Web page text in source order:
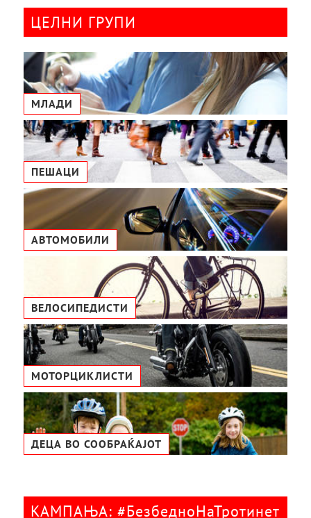
ЦЕЛНИ ГРУПИ
МЛАДИ
ПЕШАЦИ
АВТОМОБИЛИ
ВЕЛОСИПЕДИСТИ
МОТОРЦИКЛИСТИ
ДЕЦА ВО СООБРАЌАЈОТ
КАМПАЊА: #БезбедноНаТротинет